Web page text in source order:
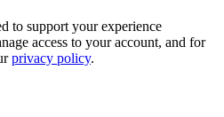
to support your experience
access to your account, and for
privacy policy.